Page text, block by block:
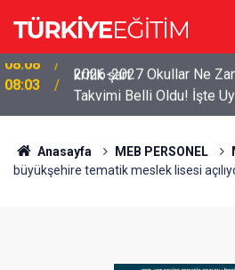
08:03
2026-2027 Okullar Ne
Takvimi Belli Oldu! İşte
Tarihleri
Anasayfa MEB PERSONEL
büyükşehire tematik meslek lisesi